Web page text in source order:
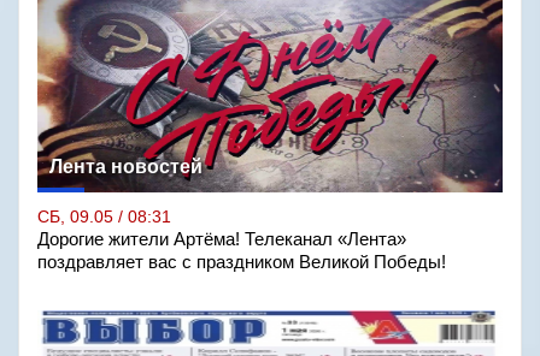
Лента новостей
СБ, 09.05 / 08:31
Дорогие жители Артёма! Телеканал «Лента»
поздравляет вас с праздником Великой Победы!